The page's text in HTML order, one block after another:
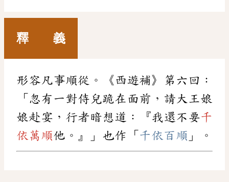
釋 義
形容凡事順從。《西遊補》第六回：
「忽有一對侍兒跪在面前，請大王娘
娘赴宴，行者暗想道：『我還不要千
依萬順他。』」也作「 千依百順 」。